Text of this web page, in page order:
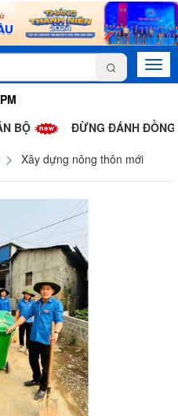
PM
ĐỪNG ĐÁNH ĐỒNG PHÁT
Xây dựng nông thôn mới